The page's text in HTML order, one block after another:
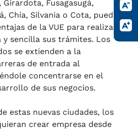
Girardota, Fusagasugá,
Chía, Silvania o Cota, puede
de la VUE para realizar
y sencilla sus trámites. Los
se extienden a la
de entrada al
concentrarse en el
de sus negocios.
estas nuevas ciudades, los
crear empresa desde